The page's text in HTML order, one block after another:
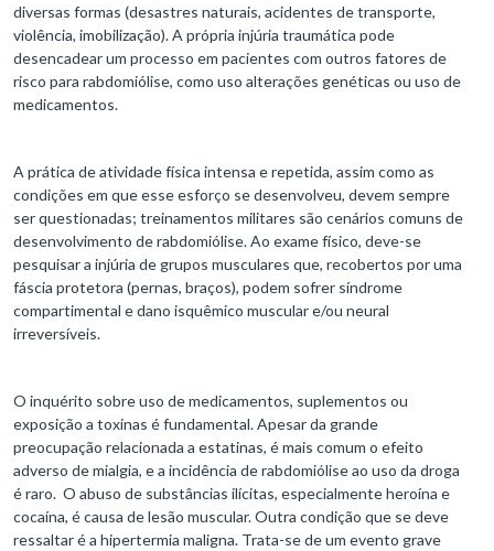
diversas formas (desastres naturais, acidentes de transporte,
violência, imobilização). A própria injúria traumática pode
desencadear um processo em pacientes com outros fatores de
risco para rabdomiólise, como uso alterações genéticas ou uso de
medicamentos.
A prática de atividade física intensa e repetida, assim como as
condições em que esse esforço se desenvolveu, devem sempre
ser questionadas; treinamentos militares são cenários comuns de
desenvolvimento de rabdomiólise. Ao exame físico, deve-se
pesquisar a injúria de grupos musculares que, recobertos por uma
fáscia protetora (pernas, braços), podem sofrer síndrome
compartimental e dano isquêmico muscular e/ou neural
irreversíveis.
O inquérito sobre uso de medicamentos, suplementos ou
exposição a toxinas é fundamental. Apesar da grande
preocupação relacionada a estatinas, é mais comum o efeito
adverso de mialgia, e a incidência de rabdomiólise ao uso da droga
é raro. O abuso de substâncias ilícitas, especialmente heroína e
cocaína, é causa de lesão muscular. Outra condição que se deve
ressaltar é a hipertermia maligna. Trata-se de um evento grave